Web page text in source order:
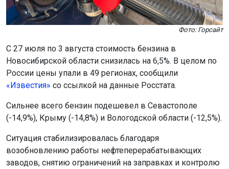
Фото: Горсайт
С 27 июля по 3 августа стоимость бензина в
Новосибирской области снизилась на 6,5%. В целом по
России цены упали в 49 регионах, сообщили
«Известия» со ссылкой на данные Росстата.
Сильнее всего бензин подешевел в Севастополе
(-14,9%), Крыму (-14,8%) и Вологодской области (-12,5%).
Ситуация стабилизировалась благодаря
возобновлению работы нефтеперерабатывающих
заводов, снятию ограничений на заправках и контролю